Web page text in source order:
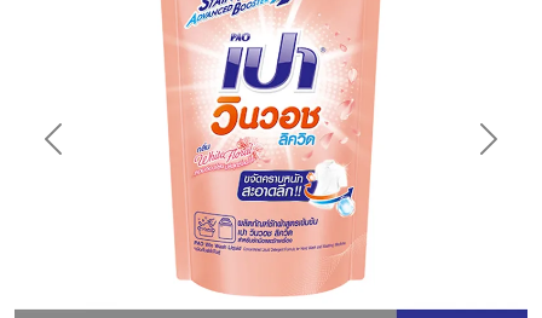
Previous Next